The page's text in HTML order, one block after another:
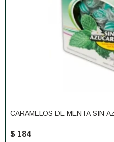
CARAMELOS DE MENTA SIN
$ 184